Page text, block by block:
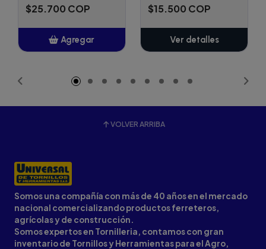
$25.700 COP
Agregar
$15.500 COP
Ver detalles
VOLVER ARRIBA
Somos una compañía con más de 40 años en el mercado
nacional comercializando productos ferreteros,
agrícolas y de construcción.
Somos expertos en Tornilleria, contamos con gran
inventario de Tornillos y Herramientas para el Agro,